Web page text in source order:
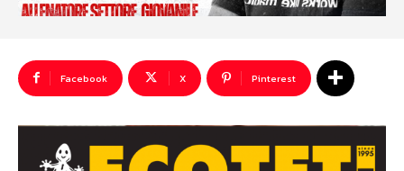
Facebook X Pinterest